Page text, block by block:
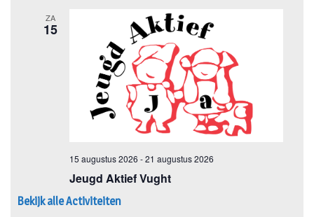
Bekijk alle Activiteiten